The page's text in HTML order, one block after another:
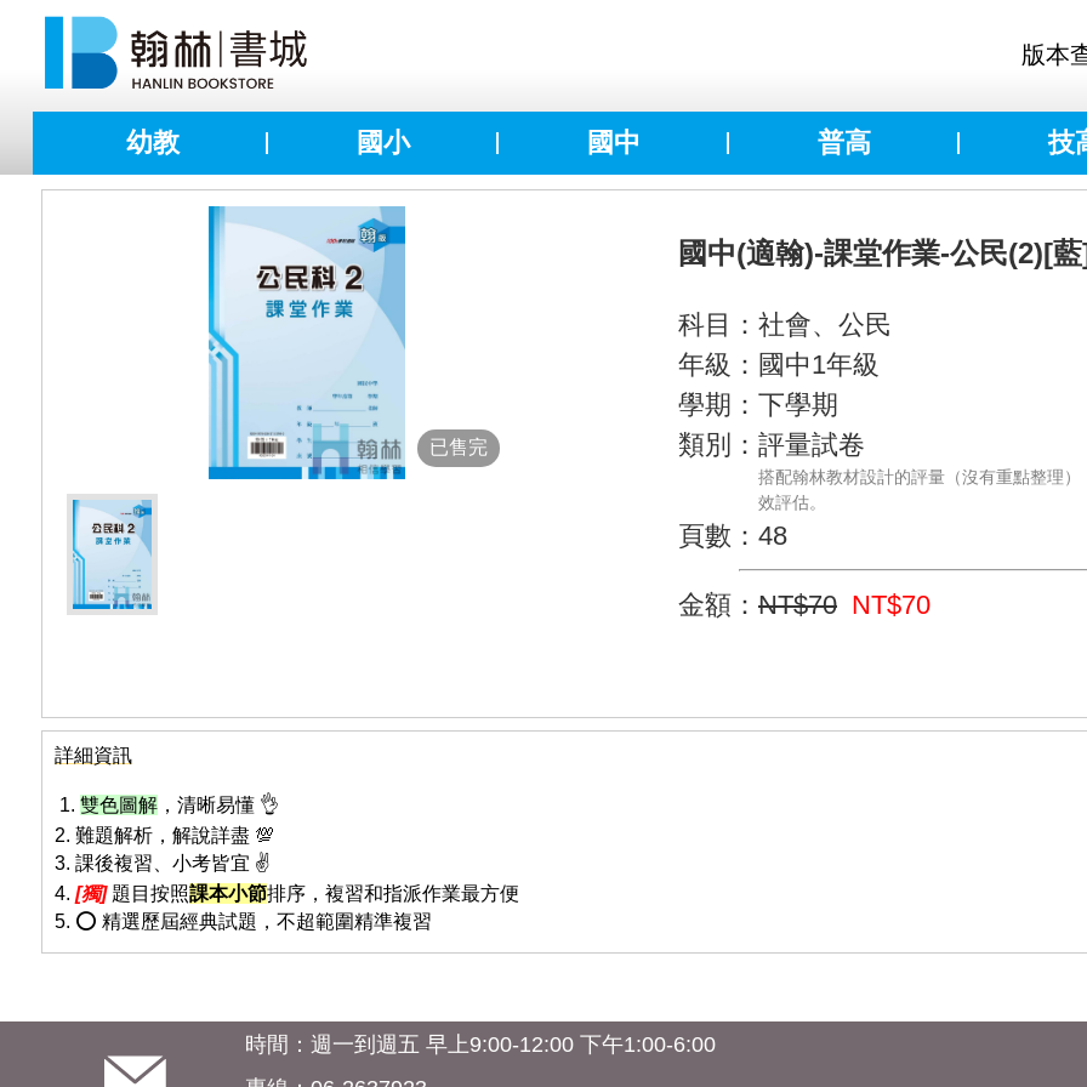
版本
幼教 國小 國中 普高 技
國中(適翰)-課堂作業-公民(2)[
科目：社會、公民
年級：國中1年級
學期：下學期
類別：評量試卷
搭配翰林教材設計的評量（沒有重點整理
效評估。
頁數：48
金額： NT$70 NT$70
詳細資訊
1. 雙色圖解 ，清晰易懂 👌
2. 難題解析，解說詳盡 💯
3. 課後複習、小考皆宜 ✌️
4. [獨] 題目按照課本小節排序，複習和指派作業最方便
5. ⭕ 精選歷屆經典試題，不超範圍精準複習
時間：週一到週五 早上9:00-12:00 下午1:00-6:00